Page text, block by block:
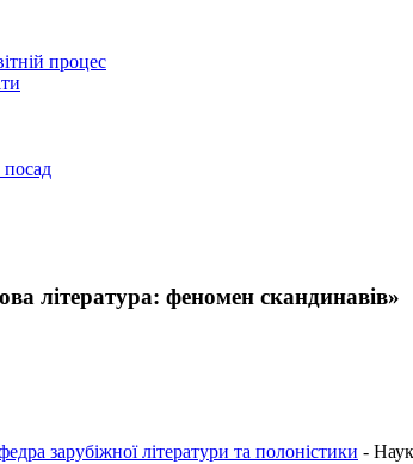
процес
література: феномен скандинавів»
зарубіжної літератури та полоністики -